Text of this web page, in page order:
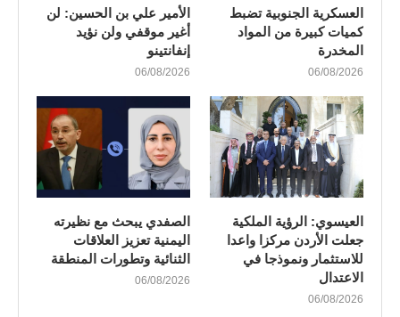
العسكرية الجنوبية تضبط
كميات كبيرة من المواد
المخدرة
06/08/2026
الأمير علي بن الحسين: لن
أغير موقفي ولن نؤيد
إنفانتينو
06/08/2026
العيسوي: الرؤية الملكية
جعلت الأردن مركزا واعدا
للاستثمار ونموذجا في
الاعتدال
06/08/2026
الصفدي يبحث مع نظيرته
اليمنية تعزيز العلاقات
الثنائية وتطورات المنطقة
06/08/2026